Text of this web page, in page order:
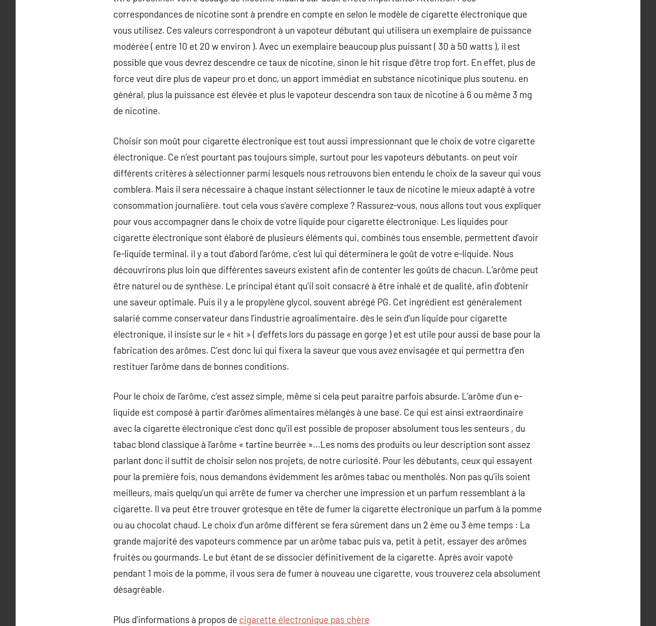
correspondances de nicotine sont à prendre en compte en selon le modèle de cigarette électronique que
vous utilisez. Ces valeurs correspondront à un vapoteur débutant qui utilisera un exemplaire de puissance
modérée ( entre 10 et 20 w environ ). Avec un exemplaire beaucoup plus puissant ( 30 à 50 watts ), il est
possible que vous devrez descendre ce taux de nicotine, sinon le hit risque d’être trop fort. En effet, plus de
force veut dire plus de vapeur pro et donc, un apport immédiat en substance nicotinique plus soutenu. en
général, plus la puissance est élevée et plus le vapoteur descendra son taux de nicotine à 6 ou même 3 mg
de nicotine.
Choisir son moût pour cigarette électronique est tout aussi impressionnant que le choix de votre cigarette
électronique. Ce n’est pourtant pas toujours simple, surtout pour les vapoteurs débutants. on peut voir
différents critères à sélectionner parmi lesquels nous retrouvons bien entendu le choix de la saveur qui vous
comblera. Mais il sera nécessaire à chaque instant sélectionner le taux de nicotine le mieux adapté à votre
consommation journalière. tout cela vous s’avère complexe ? Rassurez-vous, nous allons tout vous expliquer
pour vous accompagner dans le choix de votre liquide pour cigarette électronique. Les liquides pour
cigarette électronique sont élaboré de plusieurs éléments qui, combinés tous ensemble, permettent d’avoir
l’e-liquide terminal. il y a tout d’abord l’arôme, c’est lui qui déterminera le goût de votre e-liquide. Nous
découvrirons plus loin que différentes saveurs existent afin de contenter les goûts de chacun. L’arôme peut
être naturel ou de synthèse. Le principal étant qu’il soit consacré à être inhalé et de qualité, afin d’obtenir
une saveur optimale. Puis il y a le propylène glycol, souvent abrégé PG. Cet ingrédient est généralement
salarié comme conservateur dans l’industrie agroalimentaire. dès le sein d’un liquide pour cigarette
électronique, il insiste sur le « hit » ( d’effets lors du passage en gorge ) et est utile pour aussi de base pour la
fabrication des arômes. C’est donc lui qui fixera la saveur que vous avez envisagée et qui permettra d’en
restituer l’arôme dans de bonnes conditions.
Pour le choix de l’arôme, c’est assez simple, même si cela peut paraitre parfois absurde. L’arôme d’un e-
liquide est composé à partir d’arômes alimentaires mélangés à une base. Ce qui est ainsi extraordinaire
avec la cigarette électronique c’est donc qu’il est possible de proposer absolument tous les senteurs , du
tabac blond classique à l’arôme « tartine beurrée »…Les noms des produits ou leur description sont assez
parlant donc il suffit de choisir selon nos projets, de notre curiosité. Pour les débutants, ceux qui essayent
pour la première fois, nous demandons évidemment les arômes tabac ou mentholés. Non pas qu’ils soient
meilleurs, mais quelqu’un qui arrête de fumer va chercher une impression et un parfum ressemblant à la
cigarette. Il va peut être trouver grotesque en tête de fumer la cigarette électronique un parfum à la pomme
ou au chocolat chaud. Le choix d’un arôme différent se fera sûrement dans un 2 ème ou 3 ème temps : La
grande majorité des vapoteurs commence par un arôme tabac puis va, petit à petit, essayer des arômes
fruités ou gourmands. Le but étant de se dissocier définitivement de la cigarette. Après avoir vapoté
pendant 1 mois de la pomme, il vous sera de fumer à nouveau une cigarette, vous trouverez cela absolument
désagréable.
Plus d’informations à propos de cigarette électronique pas chère